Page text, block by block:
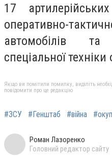
17
оперативно-
автомобілів
спеціальної техніки
Якщо ви помітили помилку, виділіть
повідомити про це редакцію
#ЗСУ #Генштаб #війна
Роман Лазоренко
Головний редактор сайту